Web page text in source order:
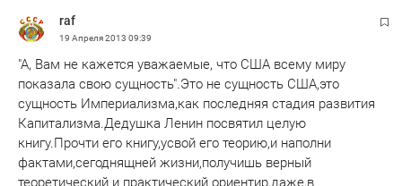
raf
19 Апреля 2013 09:39
"А, Вам не кажется уважаемые, что США всему миру
показала свою сущность".Это не сущность США,это
сущность Империализма,как последняя стадия развития
Капитализма.Дедушка Ленин посвятил целую
книгу.Прочти его книгу,усвой его теорию,и наполни
фактами,сегоднящней жизни,получишь верный
теоретический и практический ориентир,даже,в